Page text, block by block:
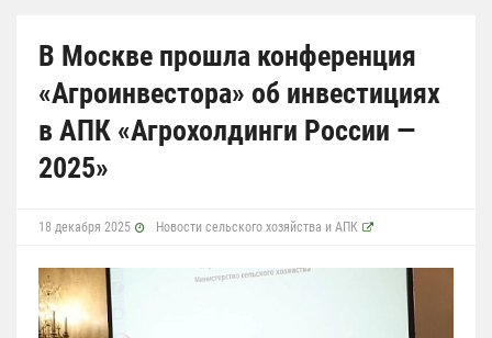
В Москве прошла конференция
«Агроинвестора» об инвестициях
в АПК «Агрохолдинги России —
2025»
18 декабря 2025 Новости сельского хозяйства и АПК